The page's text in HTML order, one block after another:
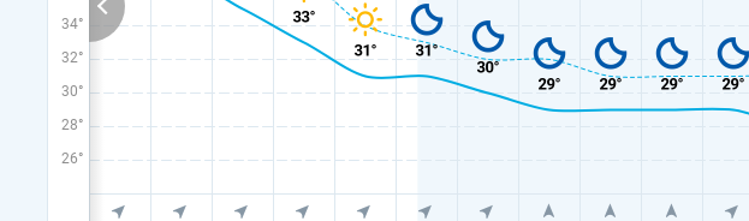
34°
32°
30°
28°
26°